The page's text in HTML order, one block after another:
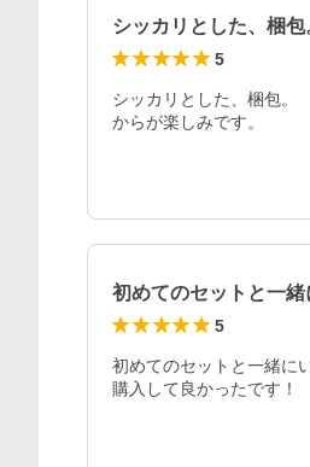
シッカリとした、梱
5
シッカリとした、梱包。
からが楽しみです。
初めてのセットと一
5
初めてのセットと一緒に
購入して良かったです！